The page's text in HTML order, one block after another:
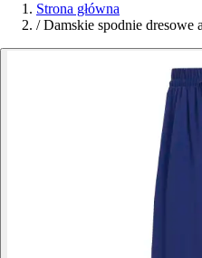
Strona główna
/ Damskie spodnie dresowe